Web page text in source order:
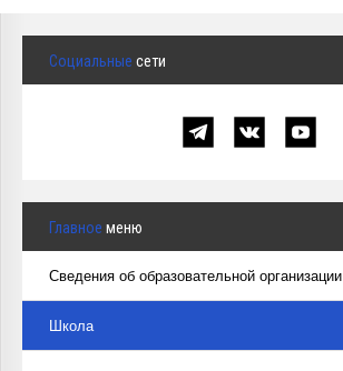
Социальные сети
Главное меню
Сведения об образовательной организации
Школа